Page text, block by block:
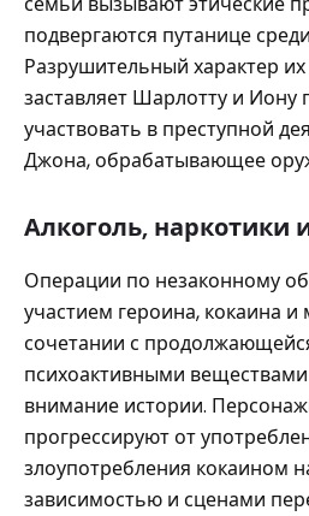
подвергаются путанице
Разрушительный характер
заставляет Шарлотту и Иону
участвовать в преступной
Джона, обрабатывающее
Алкоголь, наркотики
Операции по незаконному
участием героина, кокаина
сочетании с
психоактивными
внимание истории.
прогрессируют от
злоупотребления кокаином
зависимостью и сценами